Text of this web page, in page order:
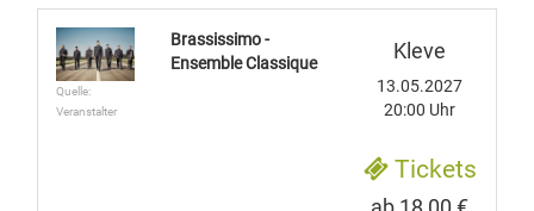
Quelle:
Veranstalter
Brassissimo -
Ensemble Classique
Kleve
13.05.2027
20:00 Uhr
Tickets